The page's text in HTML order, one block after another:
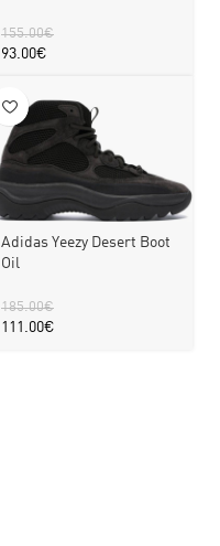
155.00€
93.00€
Adidas Yeezy Desert Boot
Oil
185.00€
111.00€